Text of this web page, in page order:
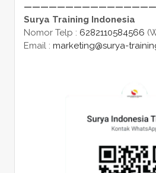
Surya Training Indonesia
Nomor Telp : 6282110584566
Email : marketing@surya-